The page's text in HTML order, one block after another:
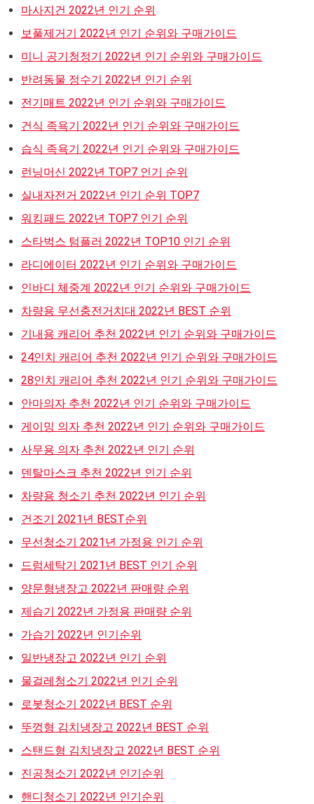
마사지건 2022년 인기 순위
보풀제거기 2022년 인기 순위와 구매가이드
미니 공기청정기 2022년 인기 순위와 구매가이드
반려동물 정수기 2022년 인기 순위
전기매트 2022년 인기 순위와 구매가이드
건식 족욕기 2022년 인기 순위와 구매가이드
습식 족욕기 2022년 인기 순위와 구매가이드
런닝머신 2022년 TOP7 인기 순위
실내자전거 2022년 인기 순위 TOP7
워킹패드 2022년 TOP7 인기 순위
스타벅스 텀플러 2022년 TOP10 인기 순위
라디에이터 2022년 인기 순위와 구매가이드
인바디 체중계 2022년 인기 순위와 구매가이드
차량용 무선충전거치대 2022년 BEST 순위
기내용 캐리어 추천 2022년 인기 순위와 구매가이드
24인치 캐리어 추천 2022년 인기 순위와 구매가이드
28인치 캐리어 추천 2022년 인기 순위와 구매가이드
안마의자 추천 2022년 인기 순위와 구매가이드
게이밍 의자 추천 2022년 인기 순위와 구매가이드
사무용 의자 추천 2022년 인기 순위
덴탈마스크 추천 2022년 인기 순위
차량용 청소기 추천 2022년 인기 순위
건조기 2021년 BEST순위
무선청소기 2021년 가정용 인기 순위
드럼세탁기 2021년 BEST 인기 순위
양문형냉장고 2022년 판매량 순위
제습기 2022년 가정용 판매량 순위
가습기 2022년 인기순위
일반냉장고 2022년 인기 순위
물걸레청소기 2022년 인기 순위
로봇청소기 2022년 BEST 순위
뚜껑형 김치냉장고 2022년 BEST 순위
스탠드형 김치냉장고 2022년 BEST 순위
진공청소기 2022년 인기순위
핸디청소기 2022년 인기순위